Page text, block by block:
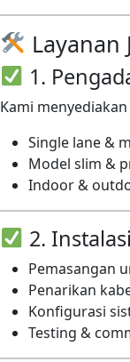
Layanan
1.
Kami
Single lane &
Model slim &
Indoor &
2.
Pemasangan
Penarikan
Konfigurasi
Testing &